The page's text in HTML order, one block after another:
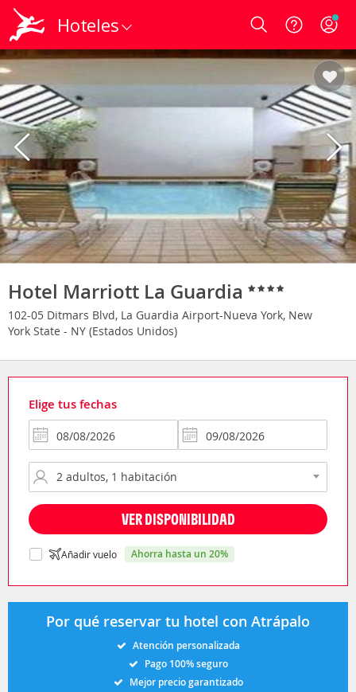
Hoteles Login
Hotel Marriott La Guardia
102-05 Ditmars Blvd, La Guardia Airport-Nueva York, New
York State - NY (Estados Unidos)
Elige tus fechas
VER DISPONIBILIDAD
Añadir vuelo ahorra hasta un 20%
Por qué reservar tu hotel con Atrápalo
Atención personalizada
Pago 100% seguro
Mejor precio garantizado